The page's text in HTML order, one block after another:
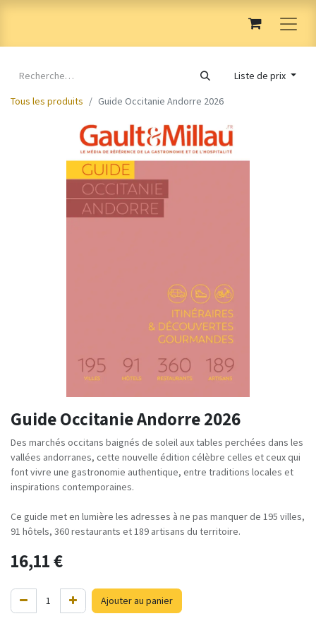
Liste de prix
Tous les produits
Guide Occitanie Andorre 2026
Guide Occitanie Andorre 2026
Des marchés occitans baignés de soleil aux tables perchées dans les
vallées andorranes, cette nouvelle édition célèbre celles et ceux qui
font vivre une gastronomie authentique, entre traditions locales et
inspirations contemporaines.
Ce guide met en lumière les adresses à ne pas manquer de 195 villes,
91 hôtels, 360 restaurants et 189 artisans du territoire.
16,11€
Ajouter au panier